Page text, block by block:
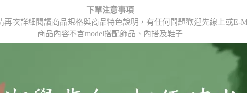
下單注意事項
再次詳細閱讀商品規格與商品特色說明， 有任何問題歡迎先線上或E-
商品內容不含model搭配飾品、內搭及鞋子